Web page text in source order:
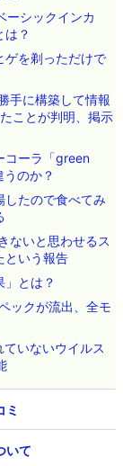
ーシックインカ
は？
ゲを剃っただけで
手に構築して情報
ことが判明、掲示
コーラ「green
のか？
したので食べてみ
ないと思わせるス
という報告
」とは？
ックが流出、全モ
いないウイルス
ミ
いて